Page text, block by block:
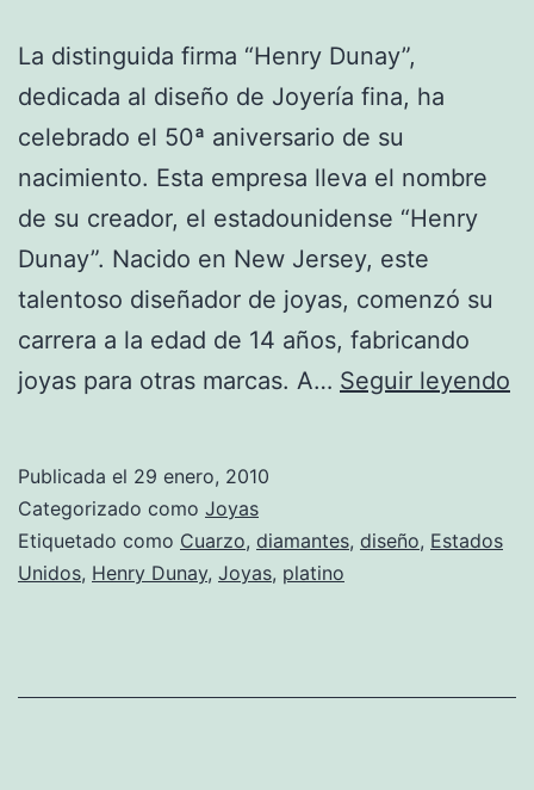
La distinguida firma “Henry Dunay”,
dedicada al diseño de Joyería fina, ha
celebrado el 50ª aniversario de su
nacimiento. Esta empresa lleva el nombre
de su creador, el estadounidense “Henry
Dunay”. Nacido en New Jersey, este
talentoso diseñador de joyas, comenzó su
carrera a la edad de 14 años, fabricando
joyas para otras marcas. A… Seguir leyendo
Publicada el 29 enero, 2010
Categorizado como Joyas
Etiquetado como Cuarzo, diamantes, diseño, Estados
Unidos, Henry Dunay, Joyas, platino